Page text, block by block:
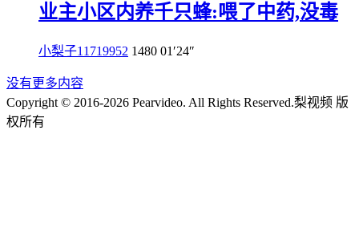
业主小区内养千只蜂:喂了中药,没毒
小梨子11719952 1480 01′24″
没有更多内容
Copyright © 2016-2026 Pearvideo. All Rights Reserved.梨视频 版
权所有